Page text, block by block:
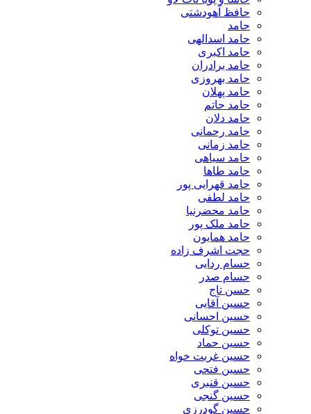
حافظ آهودشتی
حامد
حامد اسدالهی
حامد اکبری
حامد برادران
حامد بهروزی
حامد پهلان
حامد حاتم
حامد دلان
حامد رحمانی
حامد زمانی
حامد سیاهی
حامد طاها
حامد قهرایی پور
حامد لطفی
حامد محضرنیا
حامد ملک پور
حامد همایون
حجت اشرف زاده
حسام ردایی
حسام صدر
حسن تاج
حسین آقایی
حسین احسانی
حسین توکلی
حسین حماد
حسین غربت خواه
حسین فتحی
حسین قنبری
حسین گنجی
حسین گودرزی